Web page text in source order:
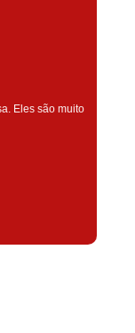
muito bom!
o colaborador